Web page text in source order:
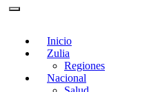
Inicio
Zulia
Regiones
Nacional